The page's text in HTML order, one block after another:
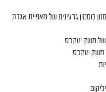
כוסמין גרעינים של מאפיית אגדת